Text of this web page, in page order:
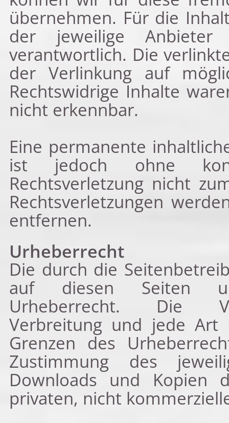
übernehmen. Für die
der jeweilige
verantwortlich. Die
der Verlinkung auf
Rechtswidrige Inhalte
nicht erkennbar.
Eine permanente
ist jedoch ohne
Rechtsverletzung nicht
Rechtsverletzungen
entfernen.
Urheberrecht
Die durch die
auf diesen Seiten
Urheberrecht. Die
Verbreitung und jede Art
Grenzen des
Zustimmung des
Downloads und
privaten, nicht